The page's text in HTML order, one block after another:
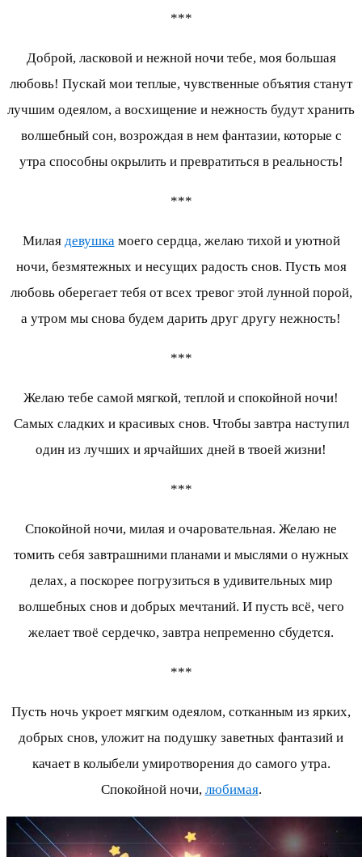
***
Доброй, ласковой и нежной ночи тебе, моя большая
любовь! Пускай мои теплые, чувственные объятия станут
лучшим одеялом, а восхищение и нежность будут хранить
волшебный сон, возрождая в нем фантазии, которые с
утра способны окрылить и превратиться в реальность!
***
Милая девушка моего сердца, желаю тихой и уютной
ночи, безмятежных и несущих радость снов. Пусть моя
любовь оберегает тебя от всех тревог этой лунной порой,
а утром мы снова будем дарить друг другу нежность!
***
Желаю тебе самой мягкой, теплой и спокойной ночи!
Самых сладких и красивых снов. Чтобы завтра наступил
один из лучших и ярчайших дней в твоей жизни!
***
Спокойной ночи, милая и очаровательная. Желаю не
томить себя завтрашними планами и мыслями о нужных
делах, а поскорее погрузиться в удивительных мир
волшебных снов и добрых мечтаний. И пусть всё, чего
желает твоё сердечко, завтра непременно сбудется.
***
Пусть ночь укроет мягким одеялом, сотканным из ярких,
добрых снов, уложит на подушку заветных фантазий и
качает в колыбели умиротворения до самого утра.
Спокойной ночи, любимая.